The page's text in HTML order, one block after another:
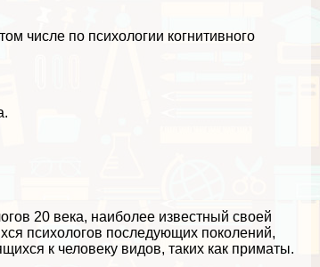
числе по психологии когнитивного
20 века, наиболее известный своей
психологов последующих поколений,
к человеку видов, таких как приматы.